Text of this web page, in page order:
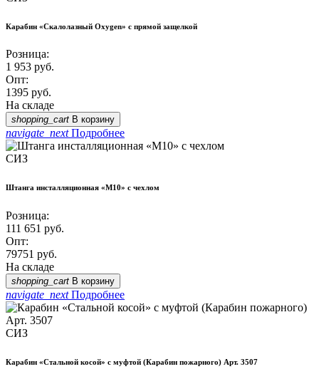
Карабин «Скалолазный Oxygen» с прямой защелкой
Розница:
1 953 руб.
Опт:
1395 руб.
На складе
shopping_cart В корзину
navigate_nextПодробнее
СИЗ
Штанга инсталляционная «М10» с чехлом
Розница:
111 651 руб.
Опт:
79751 руб.
На складе
shopping_cart В корзину
navigate_nextПодробнее
СИЗ
Карабин «Стальной косой» с муфтой (Карабин пожарного) Арт. 3507